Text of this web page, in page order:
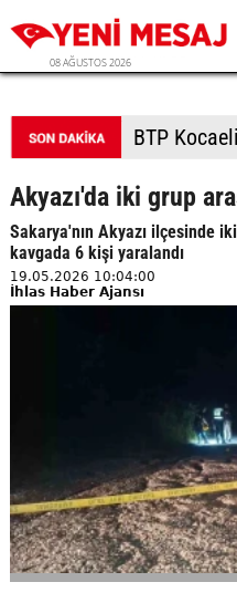
08 AĞUSTOS 2026
Akyazı'da iki grup
Sakarya'nın Akyazı ilçesinde
kavgada 6 kişi yaralandı
19.05.2026 10:04:00
İhlas Haber Ajansı